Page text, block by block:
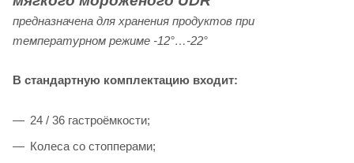
предназначена для хранения продуктов при
температурном режиме -12°…-22°
В стандартную комплектацию входит:
24 / 36 гастроёмкости;
Колеса со стопперами;